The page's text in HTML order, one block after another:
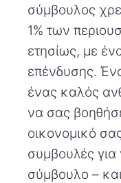
σύμβουλος
1% των
ετησίως, με
επένδυσης.
ένας καλός
να σας
οικονομικό
συμβουλές για
σύμβουλο –